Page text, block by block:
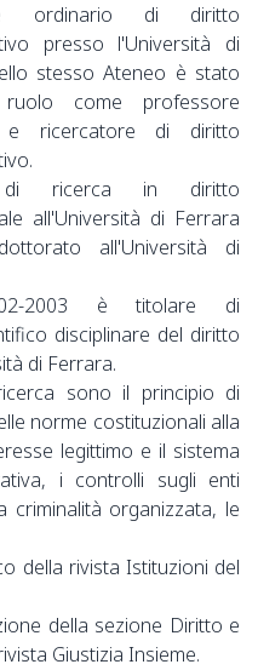
ordinario di diritto
presso l'Università di
stesso Ateneo è stato
come professore
e ricercatore di diritto
di ricerca in diritto
all'Università di Ferrara
all'Università di
2003 è titolare di
disciplinare del diritto
di Ferrara.
sono il principio di
norme costituzionali alla
legittimo e il sistema
i controlli sugli enti
criminalità organizzata, le
della rivista Istituzioni del
della sezione Diritto e
Giustizia Insieme.